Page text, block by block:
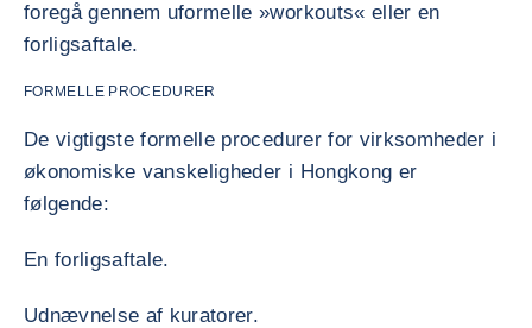
foregå gennem uformelle »workouts« eller en
forligsaftale.
FORMELLE PROCEDURER
De vigtigste formelle procedurer for virksomheder i
økonomiske vanskeligheder i Hongkong er
følgende:
En forligsaftale.
Udnævnelse af kuratorer.